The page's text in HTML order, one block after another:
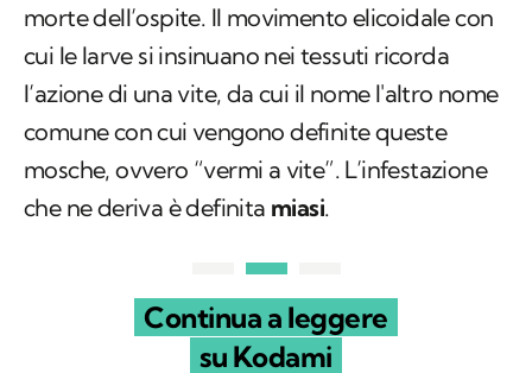
morte dell’ospite. Il movimento elicoidale con
cui le larve si insinuano nei tessuti ricorda
l’azione di una vite, da cui il nome l'altro nome
comune con cui vengono definite queste
mosche, ovvero “vermi a vite”. L’infestazione
che ne deriva è definita miasi.
Continua a leggere
su Kodami